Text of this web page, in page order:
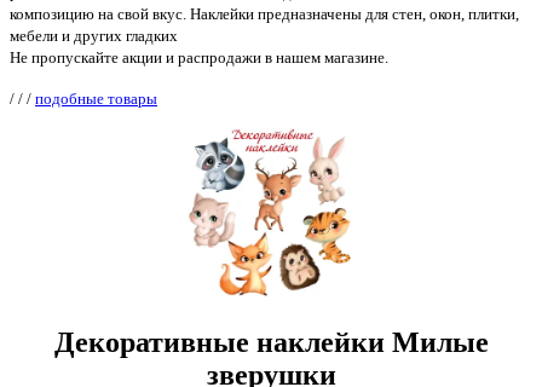
композицию на свой вкус. Наклейки предназначены для стен, окон, плитки,
мебели и других гладких
Не пропускайте акции и распродажи в нашем магазине.
/ / / подобные товары
Декоративные наклейки Милые
зверушки